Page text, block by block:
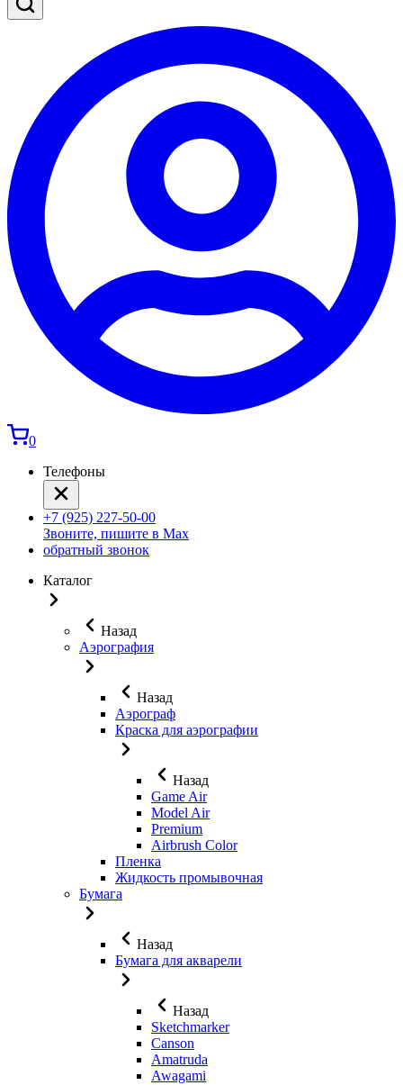
0
Телефоны
+7 (925) 227-50-00
Звоните, пишите в Max
обратный звонок
Каталог
Назад
Аэрография
Назад
Аэрограф
Краска для аэрографии
Назад
Game Air
Model Air
Premium
Airbrush Color
Пленка
Жидкость промывочная
Бумага
Назад
Бумага для акварели
Назад
Sketchmarker
Canson
Amatruda
Awagami